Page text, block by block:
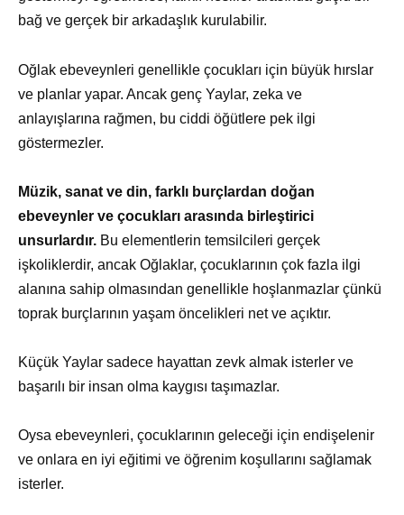
bağ ve gerçek bir arkadaşlık kurulabilir.
Oğlak ebeveynleri genellikle çocukları için büyük hırslar
ve planlar yapar. Ancak genç Yaylar, zeka ve
anlayışlarına rağmen, bu ciddi öğütlere pek ilgi
göstermezler.
Müzik, sanat ve din, farklı burçlardan doğan
ebeveynler ve çocukları arasında birleştirici
unsurlardır. Bu elementlerin temsilcileri gerçek
işkoliklerdir, ancak Oğlaklar, çocuklarının çok fazla ilgi
alanına sahip olmasından genellikle hoşlanmazlar çünkü
toprak burçlarının yaşam öncelikleri net ve açıktır.
Küçük Yaylar sadece hayattan zevk almak isterler ve
başarılı bir insan olma kaygısı taşımazlar.
Oysa ebeveynleri, çocuklarının geleceği için endişelenir
ve onlara en iyi eğitimi ve öğrenim koşullarını sağlamak
isterler.